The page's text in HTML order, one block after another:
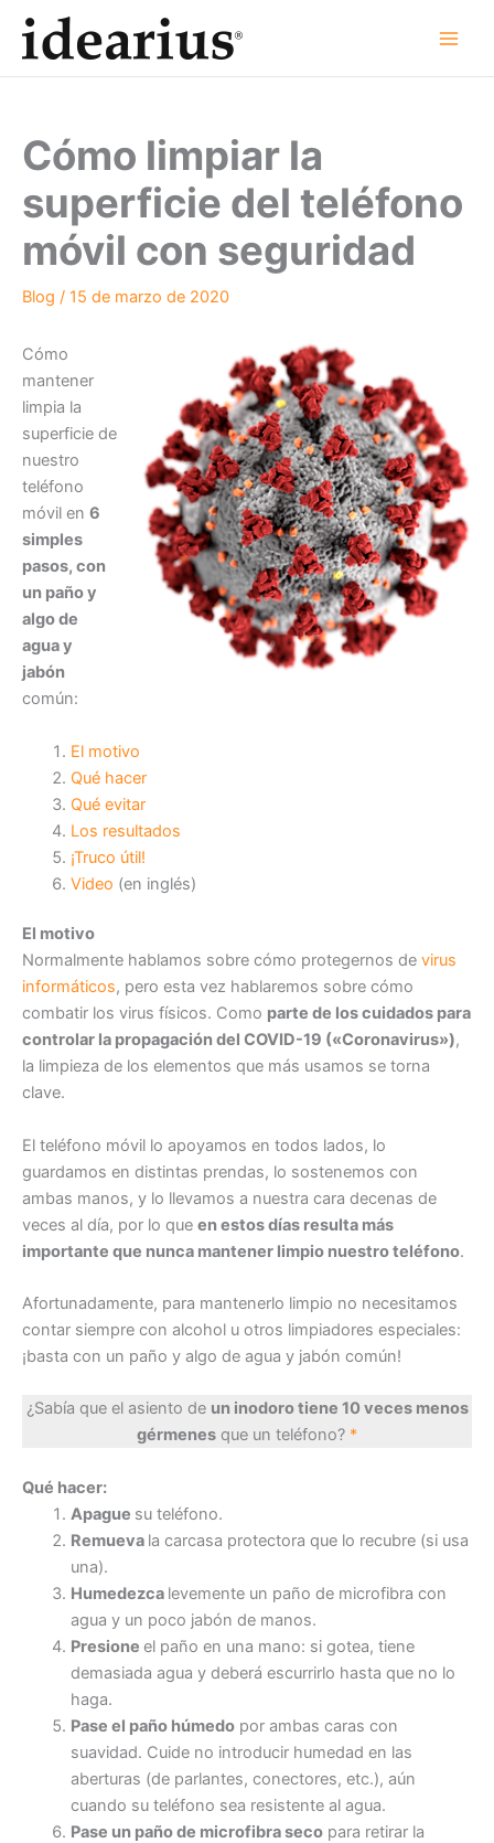
contenido
Cómo limpiar la
superficie del teléfono
móvil con seguridad
Blog / 15 de marzo de 2020
Cómo
mantener
limpia la
superficie de
nuestro
teléfono
móvil en 6
simples
pasos, con
un paño y
algo de
agua y
jabón
común:
El motivo
Qué hacer
Qué evitar
Los resultados
¡Truco útil!
Video (en inglés)
El motivo
Normalmente hablamos sobre cómo protegernos de virus
informáticos, pero esta vez hablaremos sobre cómo
combatir los virus físicos. Como parte de los cuidados para
controlar la propagación del COVID-19 («Coronavirus»),
la limpieza de los elementos que más usamos se torna
clave.
El teléfono móvil lo apoyamos en todos lados, lo
guardamos en distintas prendas, lo sostenemos con
ambas manos, y lo llevamos a nuestra cara decenas de
veces al día, por lo que en estos días resulta más
importante que nunca mantener limpio nuestro teléfono.
Afortunadamente, para mantenerlo limpio no necesitamos
contar siempre con alcohol u otros limpiadores especiales:
¡basta con un paño y algo de agua y jabón común!
¿Sabía que el asiento de un inodoro tiene 10 veces menos
gérmenes que un teléfono? *
Qué hacer:
Apague su teléfono.
Remueva la carcasa protectora que lo recubre (si usa
una).
Humedezca levemente un paño de microfibra con
agua y un poco jabón de manos.
Presione el paño en una mano: si gotea, tiene
demasiada agua y deberá escurrirlo hasta que no lo
haga.
Pase el paño húmedopor ambas caras con
suavidad. Cuide no introducir humedad en las
aberturas (de parlantes, conectores, etc.), aún
cuando su teléfono sea resistente al agua.
Pase un paño de microfibra secopara retirar la